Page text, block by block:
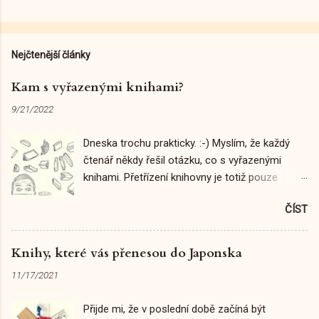
Nejčtenější články
Kam s vyřazenými knihami?
9/21/2022
Dneska trochu prakticky. :-) Myslím, že každý
čtenář někdy řešil otázku, co s vyřazenými
knihami. Přetřízení knihovny je totiž pouze
různých důvodů nepotřebujeme. I já jsem v
minulosti zkoumala, "kam s nimi" - prostor naší
domácí knihovny také není nafukovací. :-D Čili...
knihami naložit. Zpravidla přemýšlíme o dvou
ČÍST
Knihy, které vás přenesou do Japonska
11/17/2021
Přijde mi, že v poslední době začíná být